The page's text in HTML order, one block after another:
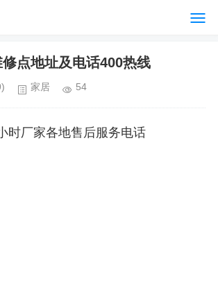
点地址及电话400热线
家居 54
时厂家各地售后服务电话